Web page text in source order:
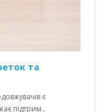
та
є
підтрим..